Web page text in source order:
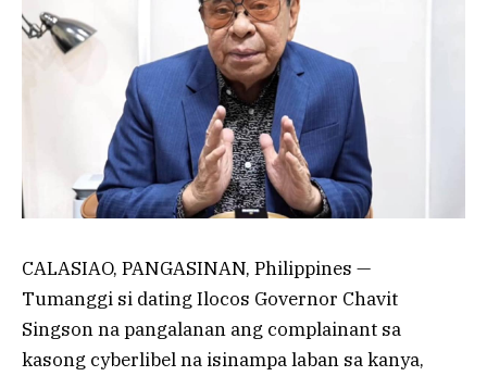
CALASIAO, PANGASINAN, Philippines —
Tumanggi si dating Ilocos Governor Chavit
Singson na pangalanan ang complainant sa
kasong cyberlibel na isinampa laban sa kanya,